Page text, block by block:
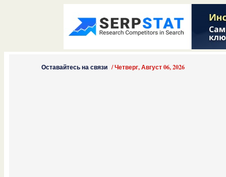
Оставайтесь на связи /Четверг, Август 06, 2026